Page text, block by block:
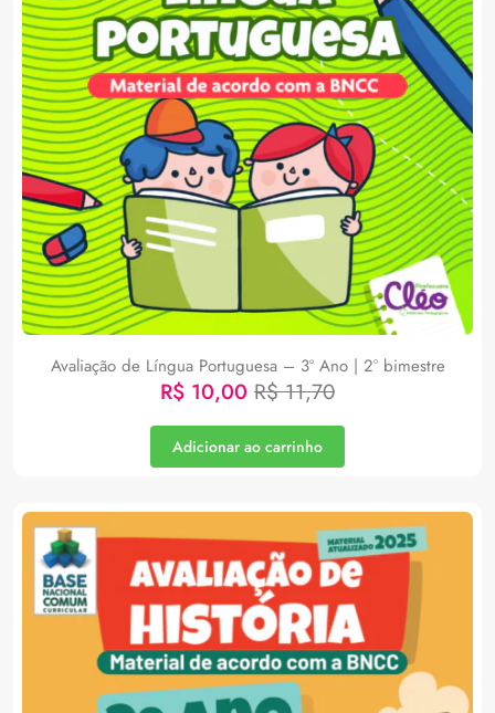
Avaliação de Língua Portuguesa – 3º Ano | 2° bimestre
R$ 10,00 R$11,70
Adicionar ao carrinho